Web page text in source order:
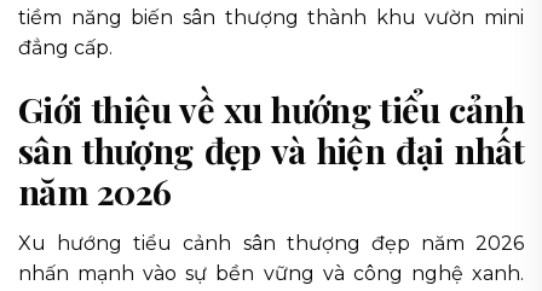
tiềm năng biến sân thượng thành khu vườn mini
đẳng cấp.
Giới thiệu về xu hướng tiểu cảnh
sân thượng đẹp và hiện đại nhất
năm 2026
Xu hướng tiểu cảnh sân thượng đẹp năm 2026
nhấn mạnh vào sự bền vững và công nghệ xanh.